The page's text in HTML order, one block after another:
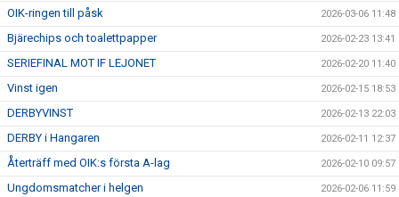
OIK-ringen till påsk 2026-03-06 11:48
Bjärechips och toalettpapper 2026-02-23 13:41
SERIEFINAL MOT IF LEJONET 2026-02-20 11:40
Vinst igen 2026-02-15 18:53
DERBYVINST 2026-02-13 22:03
DERBY i Hangaren 2026-02-11 12:37
Återträff med OIK:s första A-lag 2026-02-10 09:57
Ungdomsmatcher i helgen 2026-02-06 11:59